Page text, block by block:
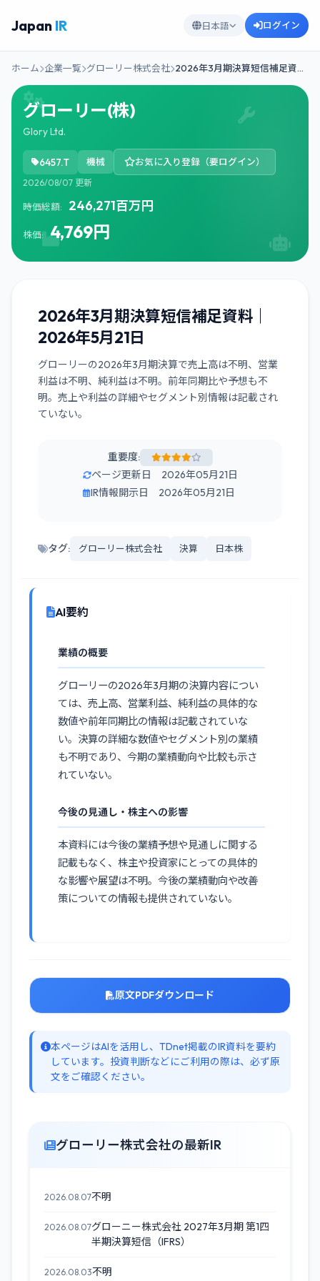
Japan IR 日本語 ログイン
ホーム 企業一覧 グローリー株式会社 2026年3月期決算短信補足資…
グローリー(株)
Glory Ltd.
6457.T 機械 お気に入り登録（要ログイン）
2026/08/07 更新
時価総額: 246,271百万円
株価: 4,769円
2026年3月期決算短信補足資料｜
2026年5月21日
グローリーの2026年3月期決算で売上高は不明、営業
利益は不明、純利益は不明。前年同期比や予想も不
明。売上や利益の詳細やセグメント別情報は記載され
ていない。
重要度:
ページ更新日 2026年05月21日
IR情報開示日 2026年05月21日
タグ: グローリー株式会社 決算 日本株
AI要約
業績の概要
グローリーの2026年3月期の決算内容につい
ては、売上高、営業利益、純利益の具体的な
数値や前年同期比の情報は記載されていな
い。決算の詳細な数値やセグメント別の業績
も不明であり、今期の業績動向や比較も示さ
れていない。
今後の見通し・株主への影響
本資料には今後の業績予想や見通しに関する
記載もなく、株主や投資家にとっての具体的
な影響や展望は不明。今後の業績動向や改善
策についての情報も提供されていない。
原文PDFダウンロード
本ページはAIを活用し、TDnet掲載のIR資料を要約
しています。投資判断などにご利用の際は、必ず原
文をご確認ください。
グローリー株式会社の最新IR
2026.08.07不明
2026.08.07グローニー株式会社 2027年3月期 第1四
半期決算短信（IFRS）
2026.08.03不明